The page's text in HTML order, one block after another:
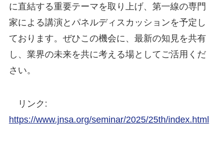
に直結する重要テーマを取り上げ、第一線の専門
家による講演とパネルディスカッションを予定し
ております。ぜひこの機会に、最新の知見を共有
し、業界の未来を共に考える場としてご活用くだ
さい。
リンク:
https://www.jnsa.org/seminar/2025/25th/index.html